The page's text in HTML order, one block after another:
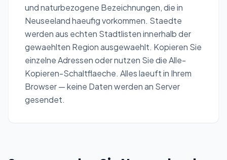
und naturbezogene Bezeichnungen, die in
Neuseeland haeufig vorkommen. Staedte
werden aus echten Stadtlisten innerhalb der
gewaehlten Region ausgewaehlt. Kopieren Sie
einzelne Adressen oder nutzen Sie die Alle-
Kopieren-Schaltflaeche. Alles laeuft in Ihrem
Browser — keine Daten werden an Server
gesendet.